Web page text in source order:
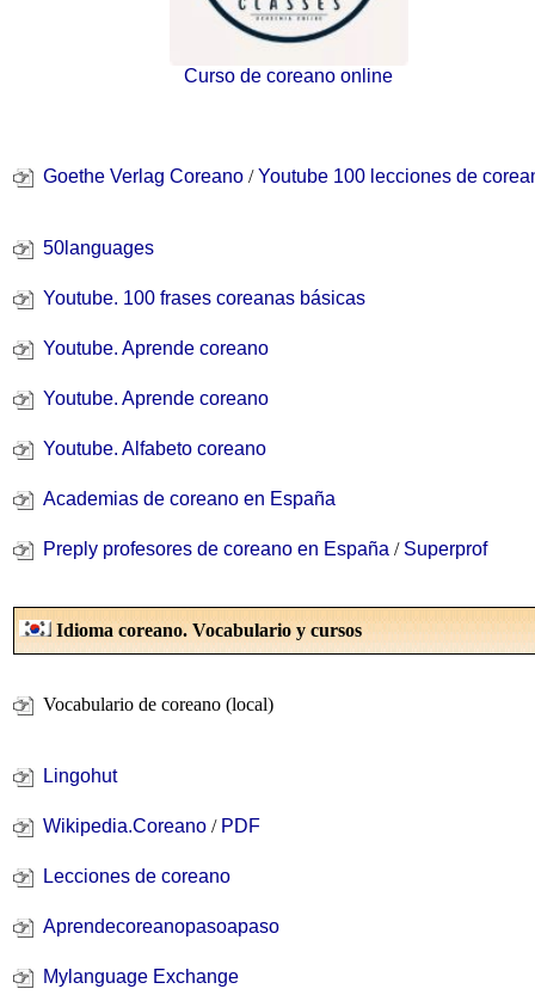
Curso de coreano online
Goethe Verlag Coreano /Youtube 100 lecciones de
50languages
Youtube. 100 frases coreanas básicas
Youtube. Aprende coreano
Youtube. Aprende coreano
Youtube. Alfabeto coreano
Academias de coreano en España
Preply profesores de coreano en España / Superprof
Idioma coreano. Vocabulario y cursos
Vocabulario de coreano (local)
Lingohut
Wikipedia.Coreano / PDF
Lecciones de coreano
Aprendecoreanopasoapaso
Mylanguage Exchange